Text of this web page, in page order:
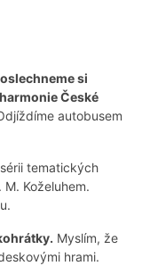
si
České
autobusem
tematických
M. Koželuhem.
Myslím, že
hrami.